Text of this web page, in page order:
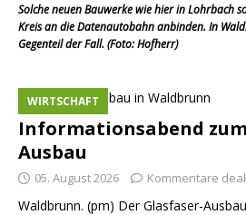
Solche neuen Bauwerke wie hier in Lohrbach
Kreis an die Datenautobahn anbinden. In
Gegenteil der Fall. (Foto: Hofherr)
Informationsabend
Ausbau
WIRTSCHAFT
05. August 2026 Kommentare
Waldbrunn. (pm) Der Glasfaser-